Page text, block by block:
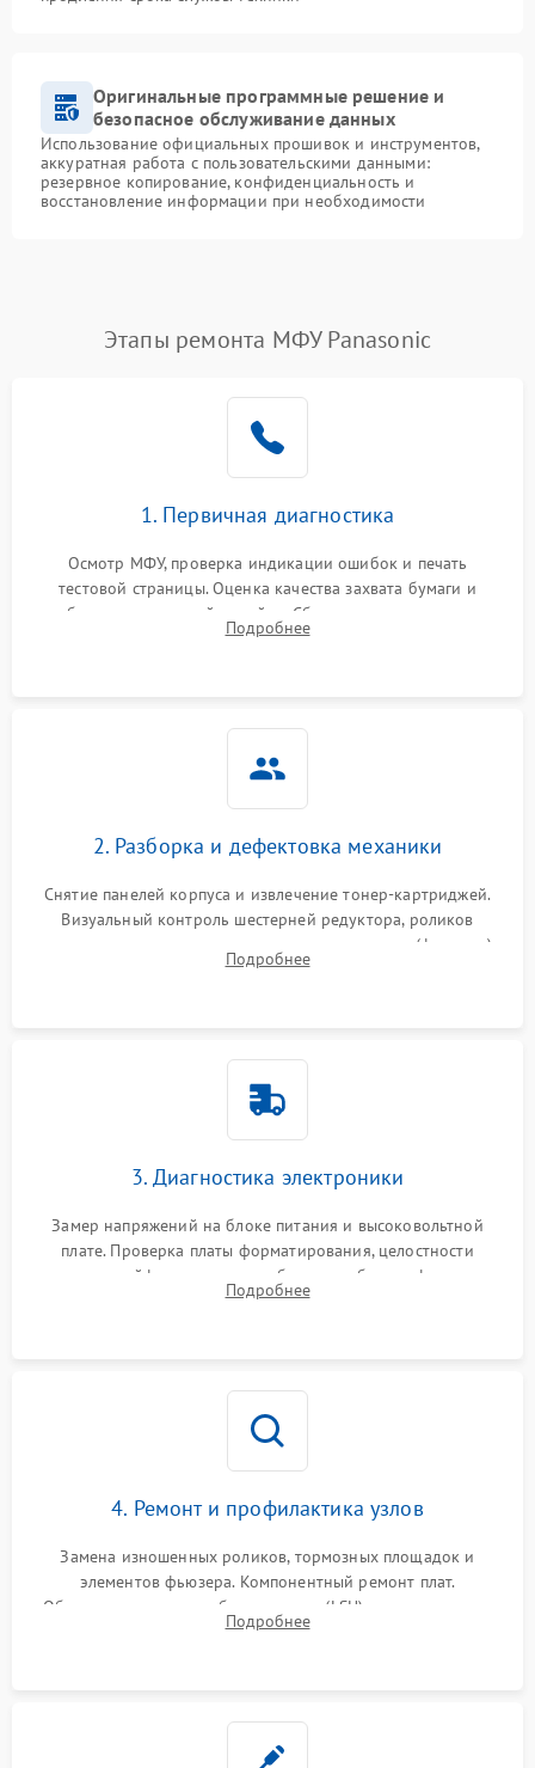
Оригинальные программные решение и
безопасное обслуживание данных
Использование официальных прошивок и инструментов,
аккуратная работа с пользовательскими данными:
резервное копирование, конфиденциальность и
восстановление информации при необходимости
Этапы ремонта МФУ Panasonic
1. Первичная диагностика
Осмотр МФУ, проверка индикации ошибок и печать
тестовой страницы. Оценка качества захвата бумаги и
работы сканирующей линейки. Сбор данных о замятиях,
дефектах изображения или посторонних шумах при работе.
Подробнее
2. Разборка и дефектовка механики
Снятие панелей корпуса и извлечение тонер-картриджей.
Визуальный контроль шестерней редуктора, роликов
захвата, термопленки и прижимного вала в печи (фьюзере).
Проверка оптики сканера на загрязнения.
Подробнее
3. Диагностика электроники
Замер напряжений на блоке питания и высоковольтной
плате. Проверка платы форматирования, целостности
плоских шлейфов сканера и работоспособности флажков и
оптопар (датчиков прохождения бумаги).
Подробнее
4. Ремонт и профилактика узлов
Замена изношенных роликов, тормозных площадок и
элементов фьюзера. Компонентный ремонт плат.
Обязательная очистка блока лазера (LSU), зеркал и тракта
печати от просыпанного тонера и бумажной пыли.
Подробнее